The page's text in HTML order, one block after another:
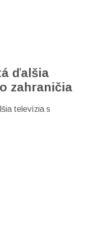
ďalšia
zahraničia
televízia s